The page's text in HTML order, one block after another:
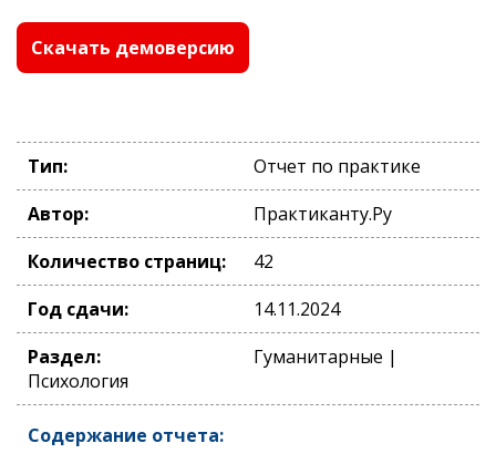
Скачать демоверсию
Тип:
Отчет по практике
Автор:
Практиканту.Ру
Количество страниц:
42
Год сдачи:
14.11.2024
Раздел:
Гуманитарные |
Психология
Содержание отчета: